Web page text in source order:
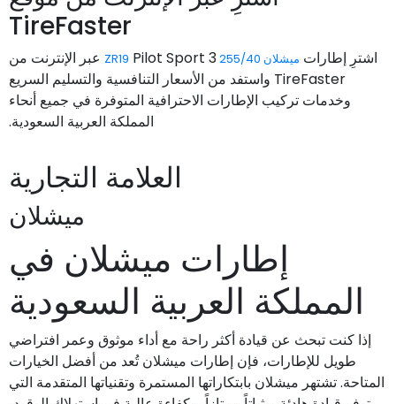
TireFaster
اشترِ إطارات ميشلان 255/40 ZR19
Pilot Sport 3 عبر الإنترنت من
TireFaster واستفد من الأسعار التنافسية والتسليم السريع
وخدمات تركيب الإطارات الاحترافية المتوفرة في جميع أنحاء
المملكة العربية السعودية.
العلامة التجارية
ميشلان
إطارات ميشلان في
المملكة العربية السعودية
إذا كنت تبحث عن قيادة أكثر راحة مع أداء موثوق وعمر افتراضي
طويل للإطارات، فإن إطارات ميشلان تُعد من أفضل الخيارات
المتاحة. تشتهر ميشلان بابتكاراتها المستمرة وتقنياتها المتقدمة التي